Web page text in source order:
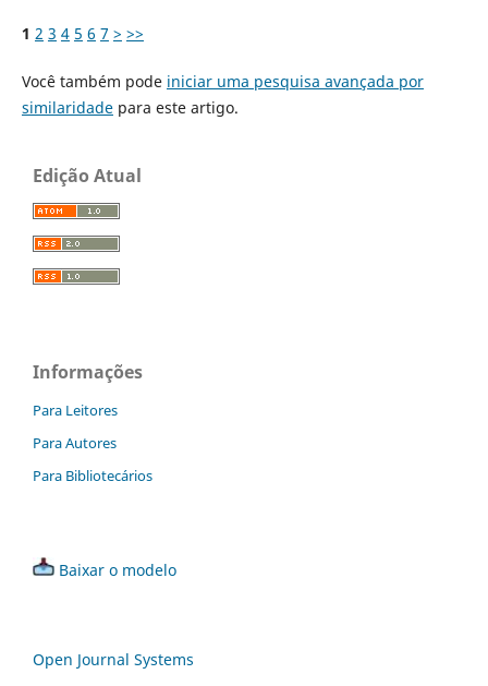
1 2 3 4 5 6 7 > >>
Você também pode iniciar uma pesquisa avançada por
similaridadepara este artigo.
Edição Atual
Informações
Para Leitores
Para Autores
Para Bibliotecários
Baixar o modelo
Open Journal Systems